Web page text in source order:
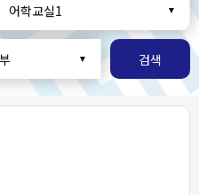
어학교실1
검색